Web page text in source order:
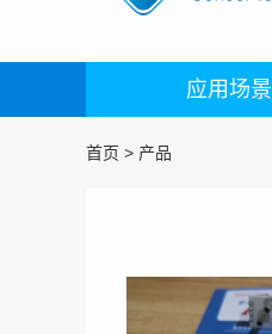
应用场景
首页 > 产品